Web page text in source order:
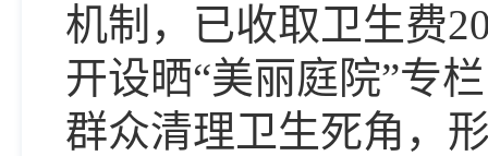
机制，已收取卫生费
开设晒“美丽庭院”专
群众清理卫生死角，